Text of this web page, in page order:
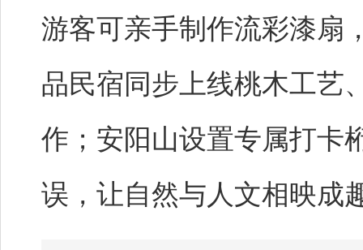
游客可亲手制作流彩漆扇
品民宿同步上线桃木工艺
作；安阳山设置专属打卡
误，让自然与人文相映成